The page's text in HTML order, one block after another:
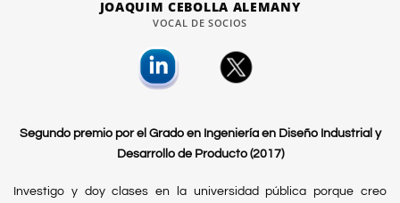
JOAQUIM CEBOLLA ALEMANY
VOCAL DE SOCIOS
Segundo premio por el Grado en Ingeniería en Diseño Industrial y
Desarrollo de Producto (2017)
Investigo y doy clases en la universidad pública porque creo